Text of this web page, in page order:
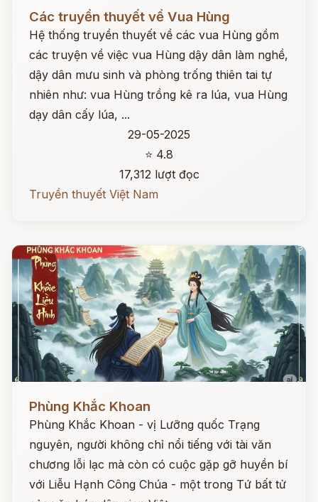
Các truyền thuyết về Vua Hùng
Hệ thống truyền thuyết về các vua Hùng gồm
các truyện về việc vua Hùng dậy dân làm nghề,
dậy dân mưu sinh và phòng trống thiên tai tự
nhiên như: vua Hùng trồng kê ra lúa, vua Hùng
dạy dân cấy lúa, ...
29-05-2025
⭐ 4.8
17,312 lượt đọc
Truyền thuyết Việt Nam
Phùng Khắc Khoan
Phùng Khắc Khoan - vị Lưỡng quốc Trạng
nguyên, người không chỉ nổi tiếng với tài văn
chương lỗi lạc mà còn có cuộc gặp gỡ huyền bí
với Liễu Hạnh Công Chúa - một trong Tứ bất tử